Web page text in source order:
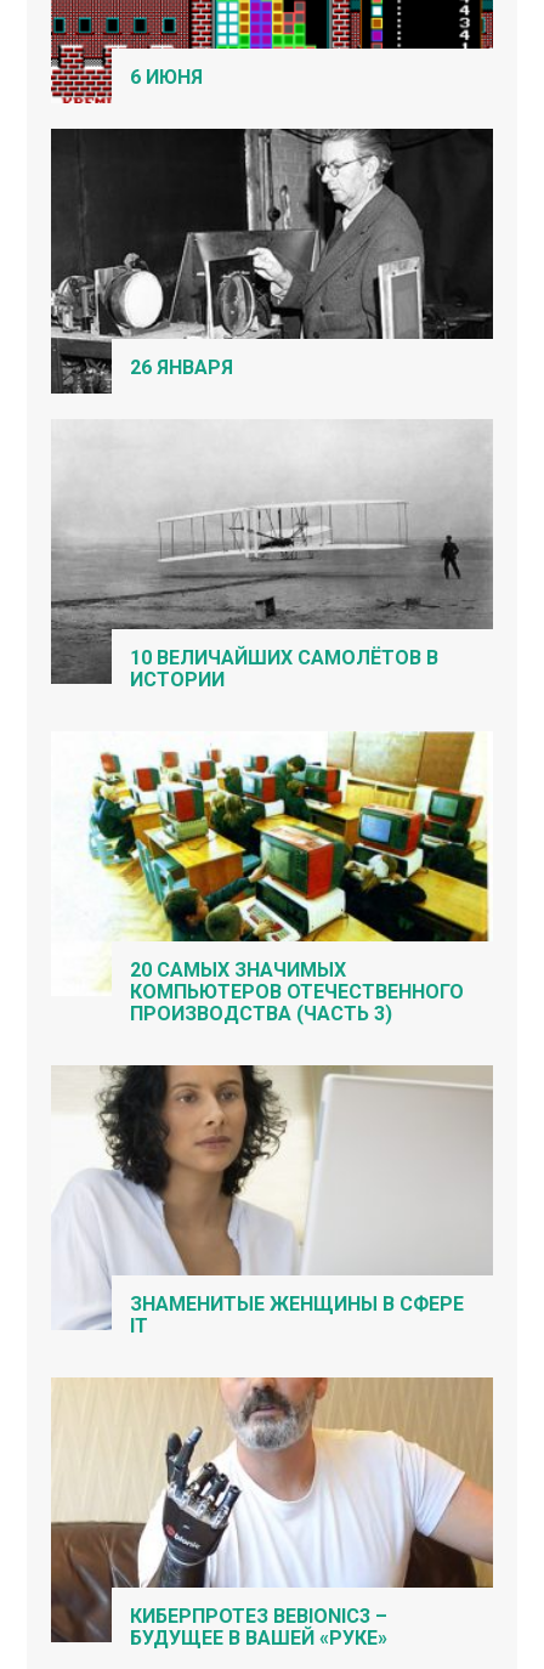
6 ИЮНЯ
26 ЯНВАРЯ
10 ВЕЛИЧАЙШИХ САМОЛЁТОВ В
ИСТОРИИ
20 САМЫХ ЗНАЧИМЫХ
КОМПЬЮТЕРОВ ОТЕЧЕСТВЕННОГО
ПРОИЗВОДСТВА (ЧАСТЬ 3)
ЗНАМЕНИТЫЕ ЖЕНЩИНЫ В СФЕРЕ
IT
КИБЕРПРОТЕЗ BEBIONIC3 –
БУДУЩЕЕ В ВАШЕЙ «РУКЕ»